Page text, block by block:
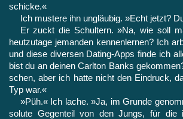
schicke.«
Ich mustere ihn ungläubig. »Echt jetzt?
Er zuckt die Schultern. »Na, wie soll
heutzutage jemanden kennenlernen? Ich
und diese diversen Dating-Apps finde ich
bist du an deinen Carlton Banks
schen, aber ich hatte nicht den Eindruck,
Typ war.«
»Püh.« Ich lache. »Ja, im Grunde
solute Gegenteil von den Jungs, für